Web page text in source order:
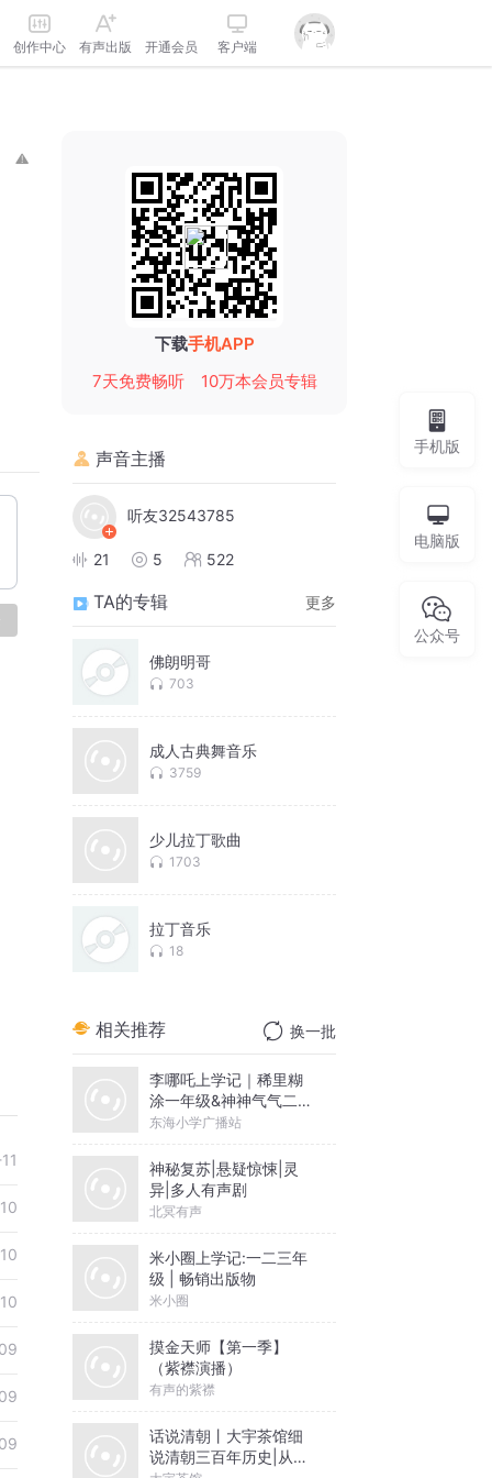
创作中心 有声出版 开通会员 客户端
下载手机APP
7天免费畅听
10万本会员专辑
声音主播
听友32543785
21 5 522
TA的专辑 更多
佛朗明哥
703
成人古典舞音乐
3759
少儿拉丁歌曲
1703
拉丁音乐
18
相关推荐 换一批
李哪吒上学记｜稀里糊
涂一年级&神神气气二年
级
东海小学广播站
神秘复苏|悬疑惊悚|灵
异|多人有声剧
北冥有声
米小圈上学记:一二三年
级 | 畅销出版物
米小圈
摸金天师【第一季】
（紫襟演播）
有声的紫襟
话说清朝丨大宇茶馆细
说清朝三百年历史|从努
手机版
电脑版
公众号